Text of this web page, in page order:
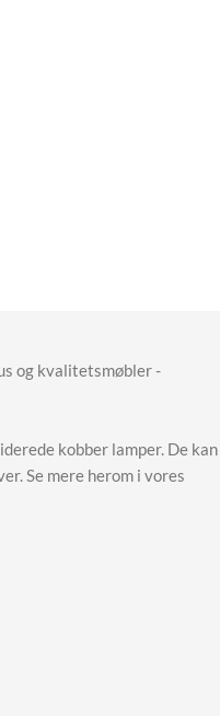
og kvalitetsmøbler -
kobber lamper. De kan
Se mere herom i vores